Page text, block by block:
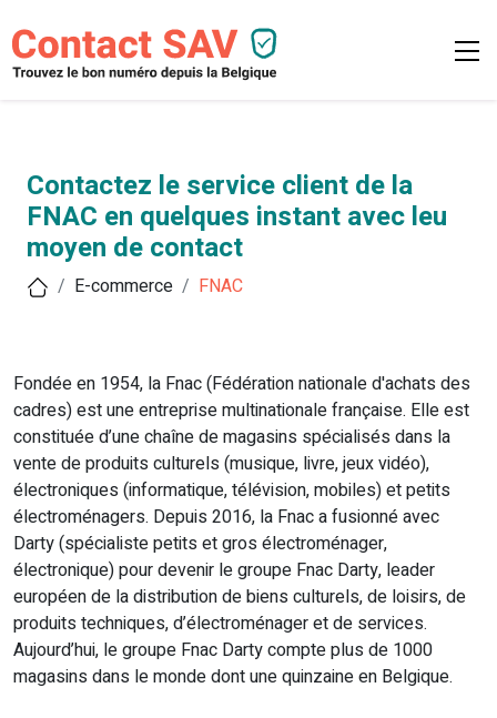
Contactez le service client de la
FNAC en quelques instant avec leu
moyen de contact
E-commerce FNAC
Fondée en 1954, la Fnac (Fédération nationale d'achats des
cadres) est une entreprise multinationale française. Elle est
constituée d’une chaîne de magasins spécialisés dans la
vente de produits culturels (musique, livre, jeux vidéo),
électroniques (informatique, télévision, mobiles) et petits
électroménagers. Depuis 2016, la Fnac a fusionné avec
Darty (spécialiste petits et gros électroménager,
électronique) pour devenir le groupe Fnac Darty, leader
européen de la distribution de biens culturels, de loisirs, de
produits techniques, d’électroménager et de services.
Aujourd’hui, le groupe Fnac Darty compte plus de 1000
magasins dans le monde dont une quinzaine en Belgique.